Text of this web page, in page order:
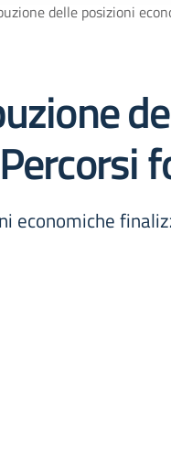
delle posizioni
economiche